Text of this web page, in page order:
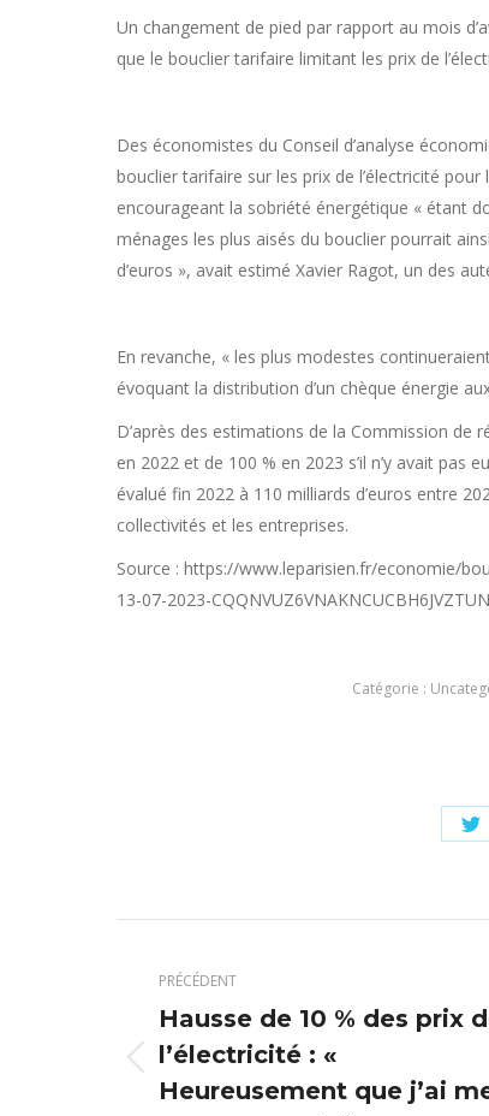
Un changement de pied par rapport au mois
que le bouclier tarifaire limitant les prix de
Des économistes du Conseil d’analyse
bouclier tarifaire sur les prix de l’électricité
encourageant la sobriété énergétique « étant
ménages les plus aisés du bouclier pourrait
d’euros », avait estimé Xavier Ragot, un des
En revanche, « les plus modestes
évoquant la distribution d’un chèque énergie
D’après des estimations de la Commission de
en 2022 et de 100 % en 2023 s’il n’y avait
évalué fin 2022 à 110 milliards d’euros entre
collectivités et les entreprises.
Source : https://www.leparisien.fr/economie/
13-07-2023-
Catégorie :
article
PRÉCÉDENT
Article
précédent
Hausse de 10 % des prix
l’électricité : «
Heureusement que j’ai